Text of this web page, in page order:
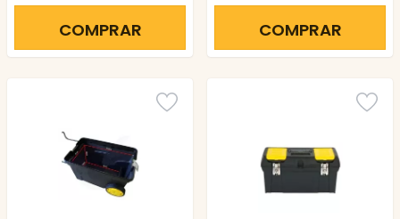
COMPRAR COMPRAR